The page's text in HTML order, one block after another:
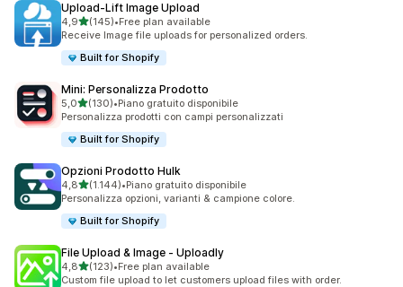
Upload‑Lift Image Upload
4,9stelle su 5
(145)
145 recensioni totali
•Free plan available
Receive Image file uploads for personalized orders.
Built for Shopify
Mini: Personalizza Prodotto
5,0stelle su 5
(130)
130 recensioni totali
•Piano gratuito disponibile
Personalizza prodotti con campi personalizzati
Built for Shopify
Opzioni Prodotto Hulk
4,8stelle su 5
(1.144)
1144 recensioni totali
•Piano gratuito disponibile
Personalizza opzioni, varianti & campione colore.
Built for Shopify
File Upload & Image ‑ Uploadly
4,8stelle su 5
(123)
123 recensioni totali
•Free plan available
Custom file upload to let customers upload files with order.